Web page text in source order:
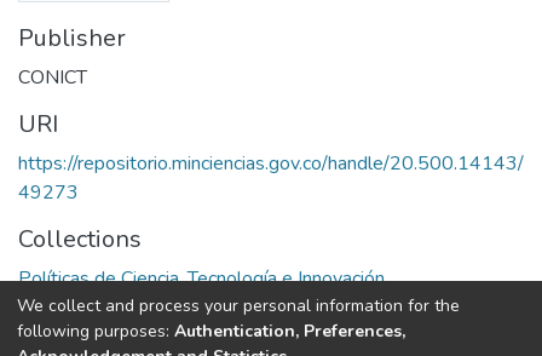
Publisher
CONICT
URI
https://repositorio.minciencias.gov.co/handle/20.500.14143/
49273
Collections
Políticas de Ciencia, Tecnología e Innovación
Full item page
We collect and process your personal information for the
following purposes: Authentication, Preferences,